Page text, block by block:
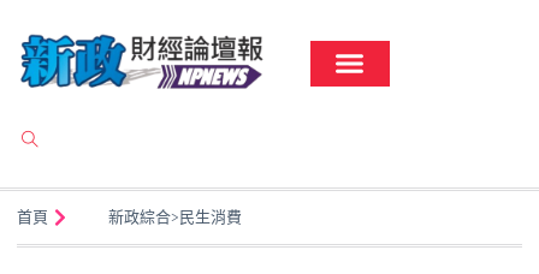
首頁 新政綜合>民生消費